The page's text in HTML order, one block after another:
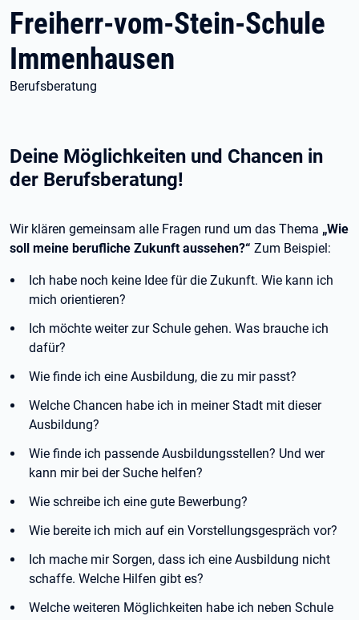
Freiherr-vom-Stein-Schule
Immenhausen
Berufsberatung
Deine Möglichkeiten und Chancen in
der Berufsberatung!
Wir klären gemeinsam alle Fragen rund um das Thema „Wie
soll meine berufliche Zukunft aussehen?“ Zum Beispiel:
Ich habe noch keine Idee für die Zukunft. Wie kann ich
mich orientieren?
Ich möchte weiter zur Schule gehen. Was brauche ich
dafür?
Wie finde ich eine Ausbildung, die zu mir passt?
Welche Chancen habe ich in meiner Stadt mit dieser
Ausbildung?
Wie finde ich passende Ausbildungsstellen? Und wer
kann mir bei der Suche helfen?
Wie schreibe ich eine gute Bewerbung?
Wie bereite ich mich auf ein Vorstellungsgespräch vor?
Ich mache mir Sorgen, dass ich eine Ausbildung nicht
schaffe. Welche Hilfen gibt es?
Welche weiteren Möglichkeiten habe ich neben Schule